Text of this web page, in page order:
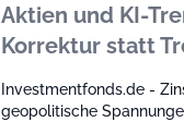
Aktien und KI-
Korrektur statt
Investmentfonds.de -
geopolitische